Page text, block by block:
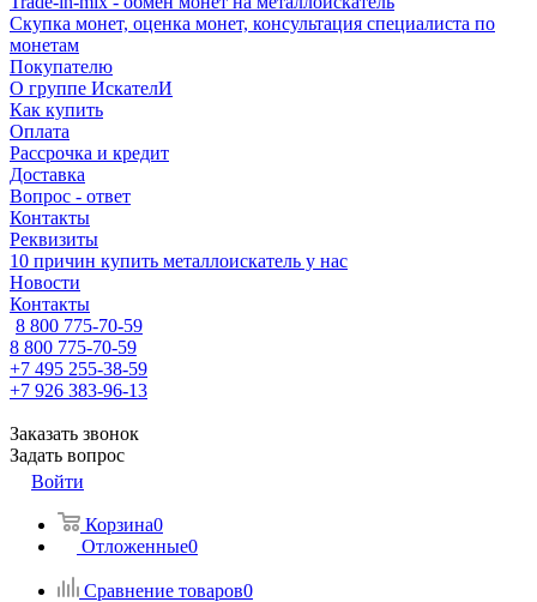
Скупка монет, оценка монет, консультация специалиста по
монетам
Покупателю
О группе ИскателИ
Как купить
Оплата
Рассрочка и кредит
Доставка
Вопрос - ответ
Контакты
Реквизиты
10 причин купить металлоискатель у нас
Новости
Контакты
8 800 775-70-59
8 800 775-70-59
+7 495 255-38-59
+7 926 383-96-13
Заказать звонок
Задать вопрос
Войти
Корзина0
Отложенные0
Сравнение товаров0